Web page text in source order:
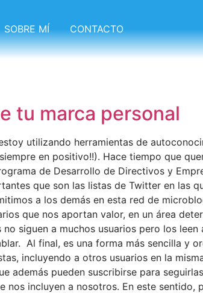
SOBRE MÍ CONTACTO
tu marca personal
utilizando herramientas de
en positivo!!). Hace tiempo que
de Desarrollo de Directivos y
que son las listas de Twitter en las
a los demás en esta red de
que nos aportan valor, en un área
siguen a muchos usuarios pero los leen
Al final, es una forma más sencilla y
incluyendo a otros usuarios en la
además pueden suscribirse para
incluyen a nosotros. En este sentido,